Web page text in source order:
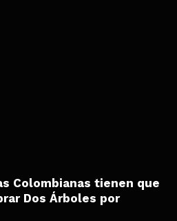
Colombianas tienen que
Dos Árboles por